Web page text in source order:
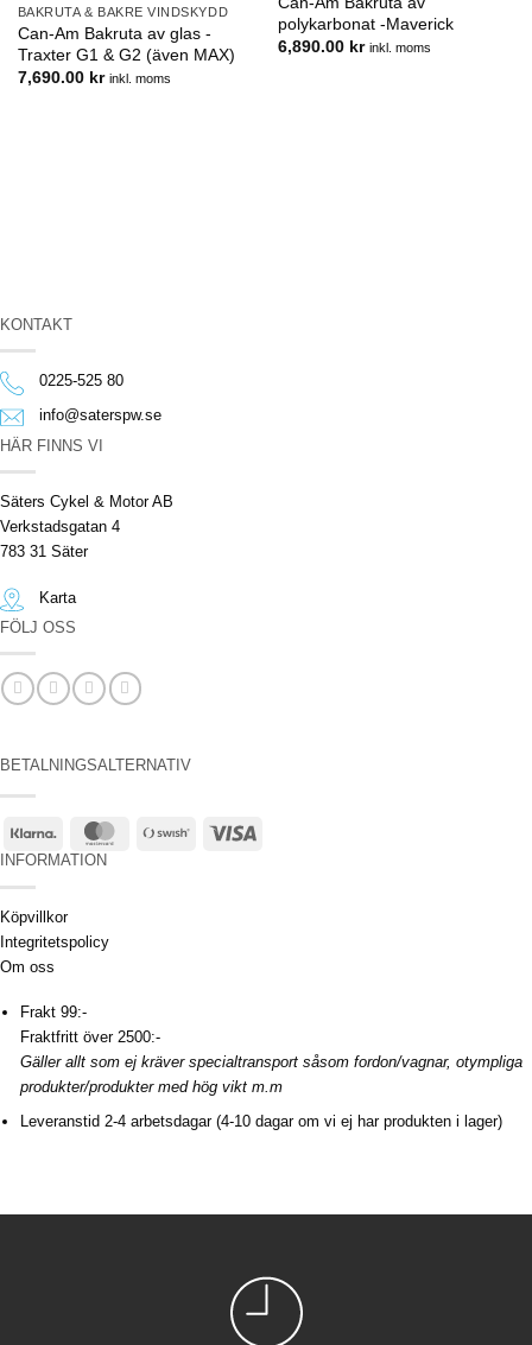
BAKRUTA & BAKRE VINDSKYDD
Can-Am Bakruta av glas -
Traxter G1 & G2 (även MAX)
7,690.00 kr inkl. moms
polykarbonat -Maverick
6,890.00 kr inkl. moms
KONTAKT
0225-525 80
info@saterspw.se
HÄR FINNS VI
Säters Cykel & Motor AB
Verkstadsgatan 4
783 31 Säter
Karta
FÖLJ OSS
BETALNINGSALTERNATIV
Klarna MasterCardSwish
INFORMATION
Köpvillkor
Integritetspolicy
Om oss
Frakt 99:-
Fraktfritt över 2500:-
Gäller allt som ej kräver specialtransport såsom fordon/vagnar, otympliga
produkter/produkter med hög vikt m.m
Leveranstid 2-4 arbetsdagar (4-10 dagar om vi ej har produkten i lager)